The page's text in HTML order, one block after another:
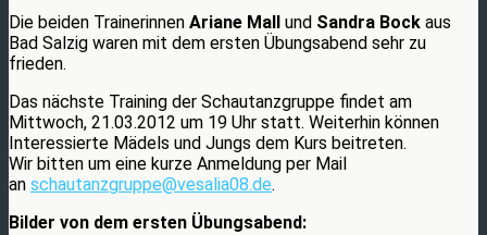
Die beiden Trainerinnen Ariane Mall und Sandra Bock aus
Bad Salzig waren mit dem ersten Übungsabend sehr zu
frieden.
Das nächste Training der Schautanzgruppe findet am
Mittwoch, 21.03.2012 um 19 Uhr statt. Weiterhin können
Interessierte Mädels und Jungs dem Kurs beitreten.
Wir bitten um eine kurze Anmeldung per Mail
an schautanzgruppe@vesalia08.de.
Bilder von dem ersten Übungsabend: